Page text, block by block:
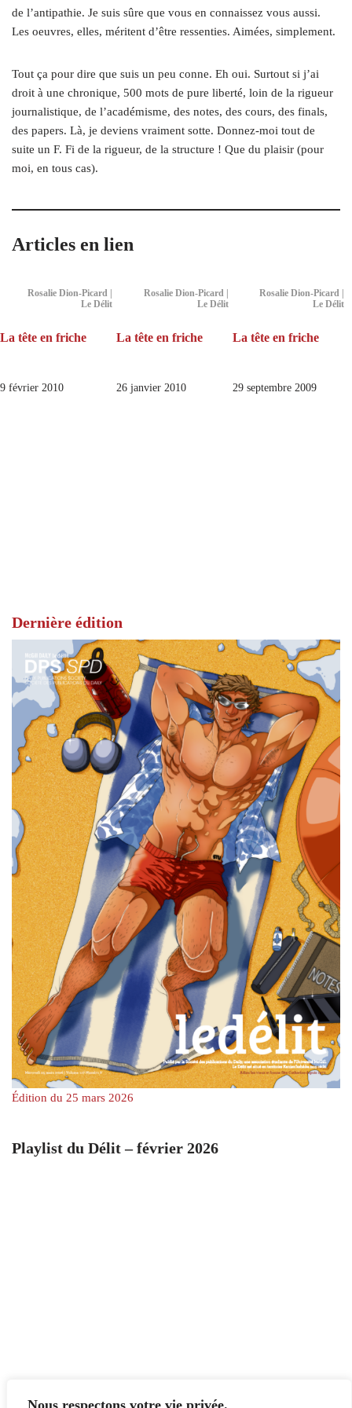
Nous respectons votre vie privée.
de l’antipathie. Je suis sûre que vous en connaissez vous aussi.
Les oeuvres, elles, méritent d’être ressenties. Aimées, simplement.
Tout ça pour dire que suis un peu conne. Eh oui. Surtout si j’ai
droit à une chronique, 500 mots de pure liberté, loin de la rigueur
journalistique, de l’académisme, des notes, des cours, des finals,
des papers. Là, je deviens vraiment sotte. Donnez-moi tout de
suite un F. Fi de la rigueur, de la structure ! Que du plaisir (pour
moi, en tous cas).
Articles en lien
Rosalie Dion-Picard |
Le Délit
La tête en friche
9 février 2010
Rosalie Dion-Picard |
Le Délit
La tête en friche
26 janvier 2010
Rosalie Dion-Picard |
Le Délit
La tête en friche
29 septembre 2009
Dernière édition
Édition du 25 mars 2026
Playlist du Délit – février 2026